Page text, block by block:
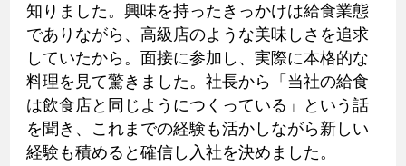
知りました。興味を持ったきっかけは給食業態
でありながら、高級店のような美味しさを追求
していたから。面接に参加し、実際に本格的な
料理を見て驚きました。社長から「当社の給食
は飲食店と同じようにつくっている」という話
を聞き、これまでの経験も活かしながら新しい
経験も積めると確信し入社を決めました。